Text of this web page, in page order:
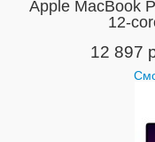
Apple MacBook
12 897